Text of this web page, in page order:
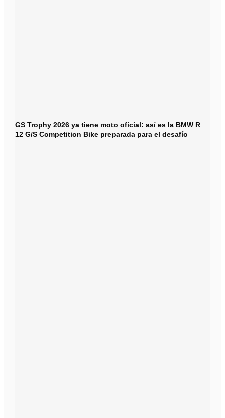
GS Trophy 2026 ya tiene moto oficial: así es la BMW R
12 G/S Competition Bike preparada para el desafío